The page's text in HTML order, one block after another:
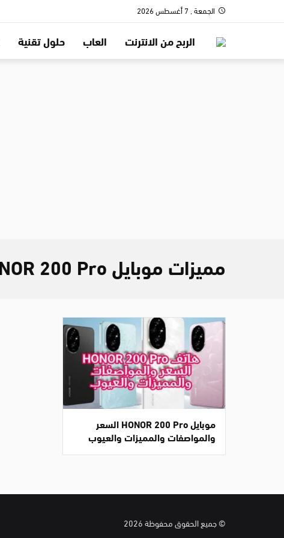
الجمعة , 7 أغسطس 2026
الربح من الانترنت العاب حلول تقنية
مميزات موبايل HONOR 200 Pro
موبايل HONOR 200 Pro السعر
والمواصفات والمميزات والعيوب
© جميع الحقوق محفوظة 2026